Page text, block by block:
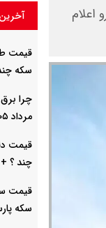
اعلام
آخرین
سکه
مرداد ۱۴۰۵ قطع می‌شود ؟ + جدول خاموشی
چند ؟
سکه پارسیان ۱۰۰